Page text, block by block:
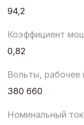
94,2
Коэффициент
0,82
Вольты, рабочее
380 660
Номинальный